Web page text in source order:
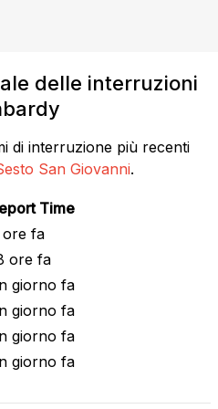
delle interruzioni
di interruzione più recenti
San Giovanni.
Time
fa
ore fa
giorno fa
giorno fa
giorno fa
giorno fa